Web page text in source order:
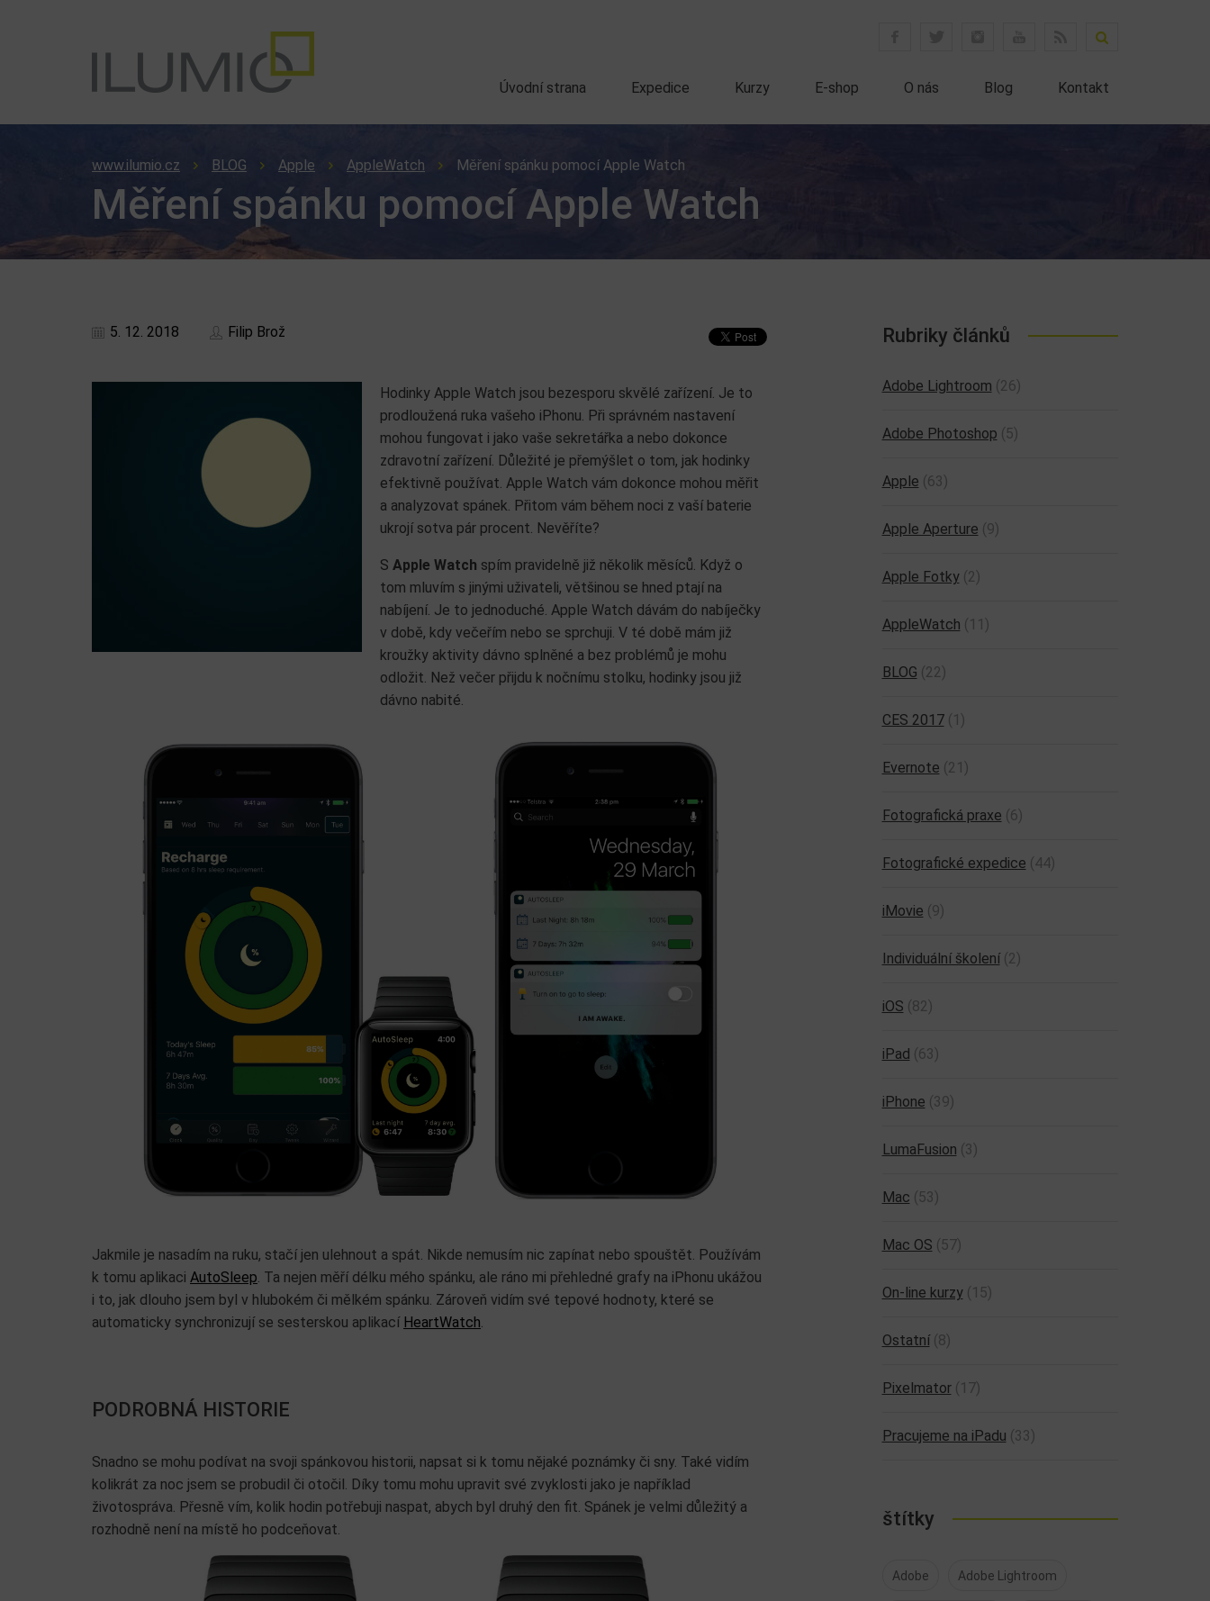
Úvodní strana Expedice Kurzy E-shop O nás Blog Kontakt
www.ilumio.cz BLOG Apple AppleWatch Měření spánku pomocí Apple Watch
Měření spánku pomocí Apple Watch
5. 12. 2018 Filip Brož
Hodinky Apple Watch jsou bezesporu skvělé zařízení. Je to
prodloužená ruka vašeho iPhonu. Při správném nastavení
mohou fungovat i jako vaše sekretářka a nebo dokonce
zdravotní zařízení. Důležité je přemýšlet o tom, jak hodinky
efektivně používat. Apple Watch vám dokonce mohou měřit
a analyzovat spánek. Přitom vám během noci z vaší baterie
ukrojí sotva pár procent. Nevěříte?
S Apple Watch spím pravidelně již několik měsíců. Když o
tom mluvím s jinými uživateli, většinou se hned ptají na
nabíjení. Je to jednoduché. Apple Watch dávám do nabíječky
v době, kdy večeřím nebo se sprchuji. V té době mám již
kroužky aktivity dávno splněné a bez problémů je mohu
odložit. Než večer přijdu k nočnímu stolku, hodinky jsou již
dávno nabité.
Jakmile je nasadím na ruku, stačí jen ulehnout a spát. Nikde nemusím nic zapínat nebo spouštět. Používám
k tomu aplikaci AutoSleep . Ta nejen měří délku mého spánku, ale ráno mi přehledné grafy na iPhonu ukážou
i to, jak dlouho jsem byl v hlubokém či mělkém spánku. Zároveň vidím své tepové hodnoty, které se
automaticky synchronizují se sesterskou aplikací HeartWatch
PODROBNÁ HISTORIE
Snadno se mohu podívat na svoji spánkovou historii, napsat si k tomu nějaké poznámky či sny. Také vidím
kolikrát za noc jsem se probudil či otočil. Díky tomu mohu upravit své zvyklosti jako je například
životospráva. Přesně vím, kolik hodin potřebuji naspat, abych byl druhý den fit. Spánek je velmi důležitý a
rozhodně není na místě ho podceňovat.
Rubriky článků
Adobe Lightroom (26)
Adobe Photoshop (5)
Apple (63)
Apple Aperture (9)
Apple Fotky(2)
AppleWatch (11)
BLOG (22)
CES 2017(1)
Evernote (21)
Fotografická praxe (6)
Fotografické expedice (44)
iMovie (9)
Individuální školení(2)
iOS (82)
iPad (63)
iPhone (39)
LumaFusion (3)
Mac (53)
Mac OS (57)
On-line kurzy(15)
Ostatní(8)
Pixelmator(17)
Pracujeme na iPadu (33)
štítky
Adobe Adobe Lightroom